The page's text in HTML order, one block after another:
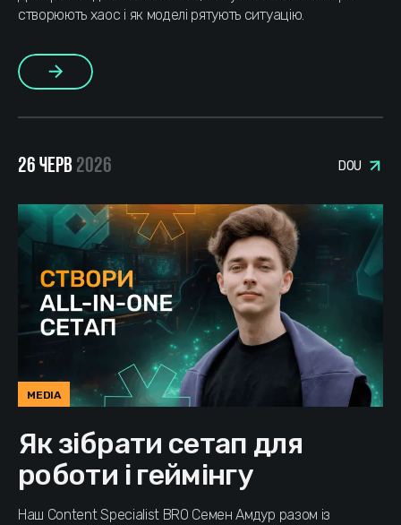
створюють хаос і як моделі рятують ситуацію.
26 ЧЕРВ2026 DOU
MEDIA
Як зібрати сетап для
роботи і геймінгу
Наш Content Specialist BRO Семен Амдур разом із